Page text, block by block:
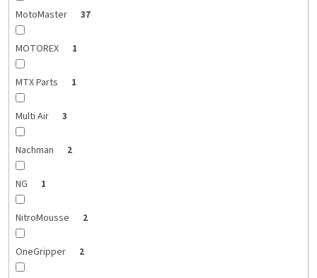
MotoMaster 37
MOTOREX 1
MTX Parts 1
Multi Air 3
Nachman 2
NG 1
NitroMousse 2
OneGripper 2